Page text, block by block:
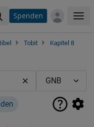
Spenden
Tobit
Kapitel 8